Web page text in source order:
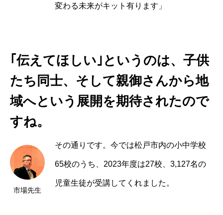
変わる未来がキット有ります」
｢伝えてほしい｣というのは、子供
たち同士、そして親御さんから地
域へという展開を期待されたので
すね。
市場
その通りです。今では松戸市内の小中学校
65校のうち、2023年度は27校、3,127名の
児童生徒が受講してくれました。